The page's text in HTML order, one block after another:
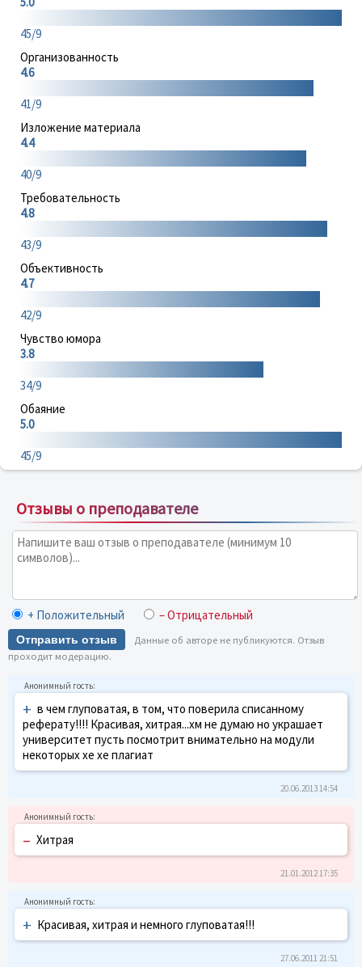
45/9
Организованность
4.6
41/9
Изложение материала
4.4
40/9
Требовательность
4.8
43/9
Объективность
4.7
42/9
Чувство юмора
3.8
34/9
Обаяние
5.0
45/9
Отзывы о преподавателе
+ Положительный – Отрицательный
Отправить отзыв
Данные об авторе не публикуются. Отзыв
проходит модерацию.
+ в чем глуповатая, в том, что поверила списанному
реферату!!!! Красивая, хитрая...хм не думаю но украшает
университет пусть посмотрит внимательно на модули
некоторых хе хе плагиат
20.06.2013 14:54
– Хитрая
21.01.2012 17:35
+ Красивая, хитрая и немного глуповатая!!!
27.06.2011 21:51